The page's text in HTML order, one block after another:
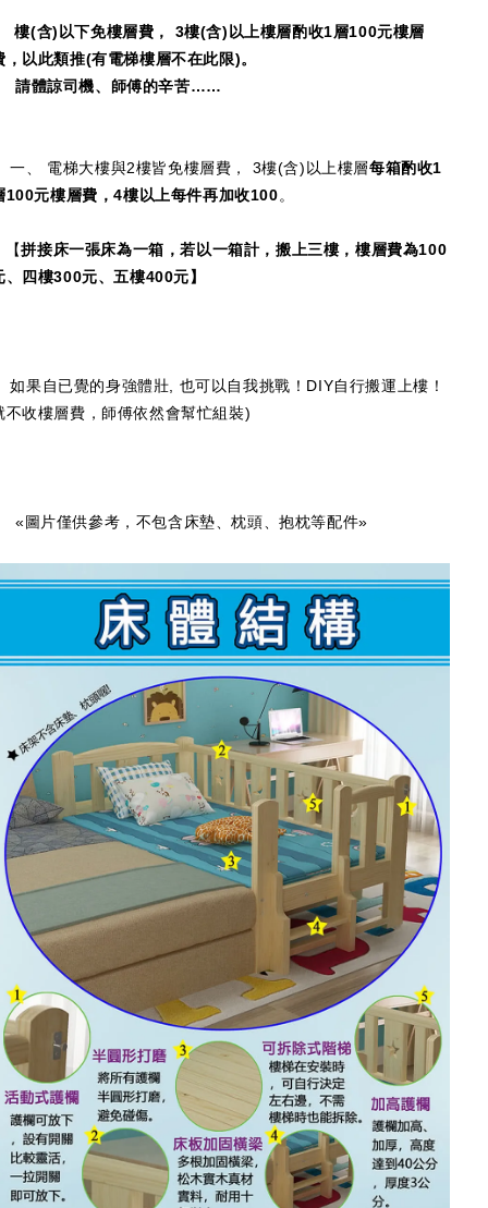
樓(含)以下免樓層費， 3樓(含)以上樓層酌收1層100元樓層
，以此類推(有電梯樓層不在此限)。
體諒司機、師傅的辛苦……
、 電梯大樓與2樓皆免樓層費， 3樓(含)以上樓層每箱酌收1
100元樓層費，4樓以上每件再加收100。
拼接床一張床為一箱，若以一箱計，搬上三樓，樓層費為100
、四樓300元、五樓400元】
果自已覺的身強體壯, 也可以自我挑戰！DIY自行搬運上樓！
不收樓層費，師傅依然會幫忙組裝)
片僅供參考，不包含床墊、枕頭、抱枕等配件»